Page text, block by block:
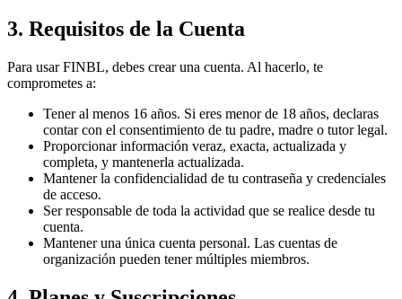
3. Requisitos de la Cuenta
Para usar FINBL, debes crear una cuenta. Al hacerlo, te
comprometes a:
Tener al menos 16 años. Si eres menor de 18 años, declaras
contar con el consentimiento de tu padre, madre o tutor legal.
Proporcionar información veraz, exacta, actualizada y
completa, y mantenerla actualizada.
Mantener la confidencialidad de tu contraseña y credenciales
de acceso.
Ser responsable de toda la actividad que se realice desde tu
cuenta.
Mantener una única cuenta personal. Las cuentas de
organización pueden tener múltiples miembros.